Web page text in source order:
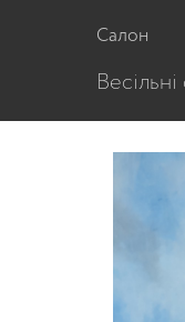
Головна
Салон
Весільні